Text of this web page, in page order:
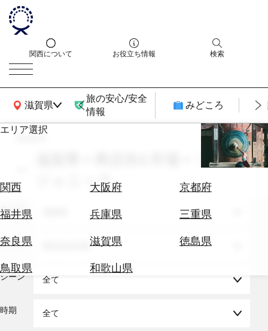
関西について お役立ち情報 検索
滋賀県
関西広域MAP
旅の安心/安全
情報
みどころ
エリア選択
関西 大阪府
京都府
福井県
兵庫県
三重県
奈良県
滋賀県
徳島県
鳥取県
和歌山県
エ
券
テ
を
search
滋賀県 × 商店街&市場 × フォト
ジェニック
エリア
テーマ
シーン 全て
時期 全て